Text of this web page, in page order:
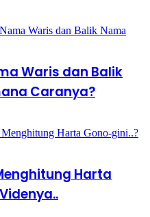
Waris dan Balik
Caranya?
Harta